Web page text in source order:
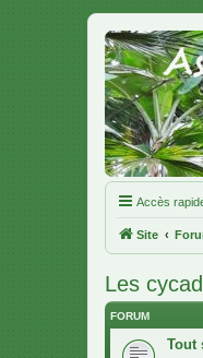
Accès
Site
Les
FORUM
Tout